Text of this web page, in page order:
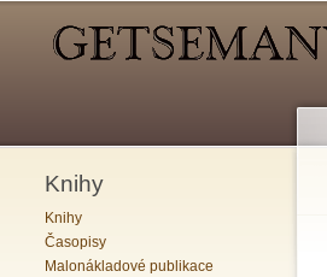
Knihy
Knihy
Časopisy
Malonákladové publikace